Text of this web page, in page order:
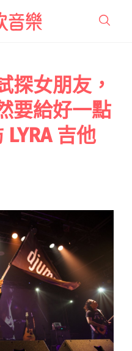
探女朋友，
要給好一點
吉他